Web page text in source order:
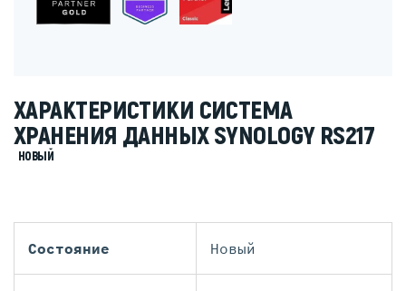
ХАРАКТЕРИСТИКИ СИСТЕМА
ХРАНЕНИЯ ДАННЫХ SYNOLOGY RS217
НОВЫЙ
Состояние Новый